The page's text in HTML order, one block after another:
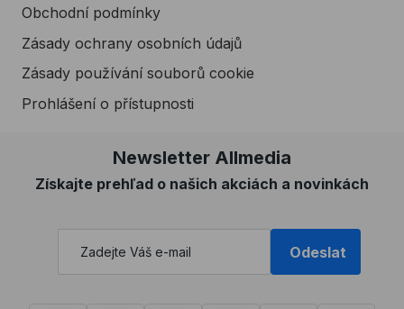
Obchodní podmínky
Zásady ochrany osobních údajů
Zásady používání souborů cookie
Prohlášení o přístupnosti
Newsletter Allmedia
Získajte prehľad o našich akciách a novinkách
Odeslat